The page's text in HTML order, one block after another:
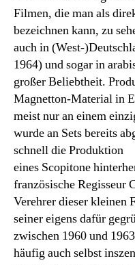
Filmen, die man als
bezeichnen kann, zu
auch in (West-
1964) und sogar in
großer Beliebtheit.
Magnetton-Material in
meist nur an einem
wurde an Sets bereits
schnell die Produktion
eines Scopitone
französische Regisseur
Verehrer dieser kleinen
seiner eigens dafür
zwischen 1960 und
häufig auch selbst